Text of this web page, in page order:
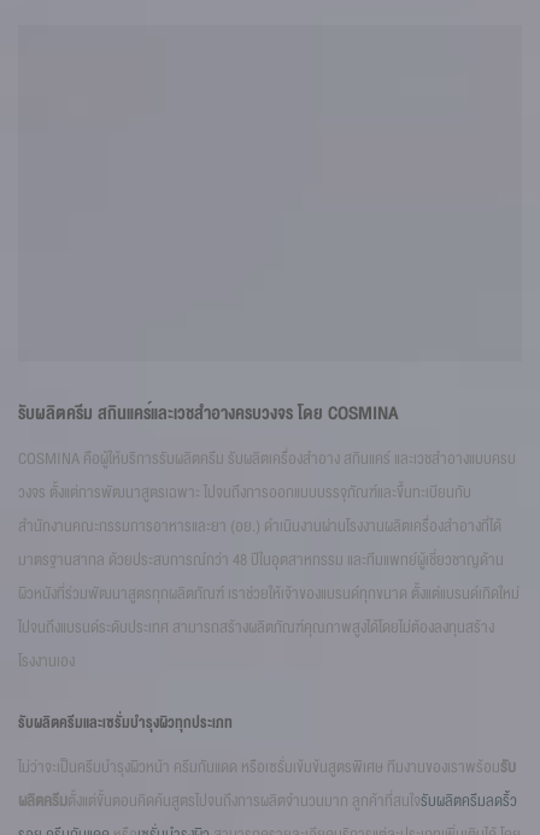
รับผลิตครีม สกินแคร์และเวชสำอางครบวงจร โดย COSMINA
COSMINA คือผู้ให้บริการรับผลิตครีม รับผลิตเครื่องสำอาง สกินแคร์ และเวชสำอางแบบครบ
วงจร ตั้งแต่การพัฒนาสูตรเฉพาะ ไปจนถึงการออกแบบบรรจุภัณฑ์และขึ้นทะเบียนกับ
สำนักงานคณะกรรมการอาหารและยา (อย.) ดำเนินงานผ่านโรงงานผลิตเครื่องสำอางที่ได้
มาตรฐานสากล ด้วยประสบการณ์กว่า 48 ปีในอุตสาหกรรม และทีมแพทย์ผู้เชี่ยวชาญด้าน
ผิวหนังที่ร่วมพัฒนาสูตรทุกผลิตภัณฑ์ เราช่วยให้เจ้าของแบรนด์ทุกขนาด ตั้งแต่แบรนด์เกิดใหม่
ไปจนถึงแบรนด์ระดับประเทศ สามารถสร้างผลิตภัณฑ์คุณภาพสูงได้โดยไม่ต้องลงทุนสร้าง
โรงงานเอง
รับผลิตครีมและเซรั่มบำรุงผิวทุกประเภท
ไม่ว่าจะเป็นครีมบำรุงผิวหน้า ครีมกันแดด หรือเซรั่มเข้มข้นสูตรพิเศษ ทีมงานของเราพร้อมรับ
ผลิตครีมตั้งแต่ขั้นตอนคิดค้นสูตรไปจนถึงการผลิตจำนวนมาก ลูกค้าที่สนใจรับผลิตครีมลดริ้ว